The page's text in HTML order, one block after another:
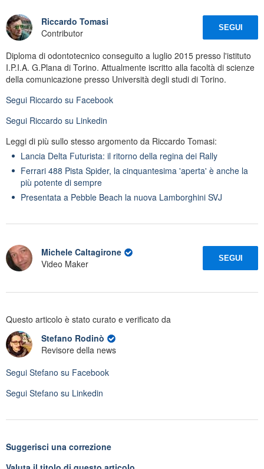
Riccardo Tomasi
Contributor
SEGUI
Diploma di odontotecnico conseguito a luglio 2015 presso l'istituto
I.P.I.A. G.Plana di Torino. Attualmente iscritto alla facoltà di scienze
della comunicazione presso Università degli studi di Torino.
Segui Riccardo su Facebook
Segui Riccardo su Linkedin
Leggi di più sullo stesso argomento da Riccardo Tomasi:
Lancia Delta Futurista: il ritorno della regina dei Rally
Ferrari 488 Pista Spider, la cinquantesima 'aperta' è anche la
più potente di sempre
Presentata a Pebble Beach la nuova Lamborghini SVJ
Michele Caltagirone
Video Maker
SEGUI
Questo articolo è stato curato e verificato da
Stefano Rodinò
Revisore della news
Segui Stefano su Facebook
Segui Stefano su Linkedin
Suggerisci una correzione